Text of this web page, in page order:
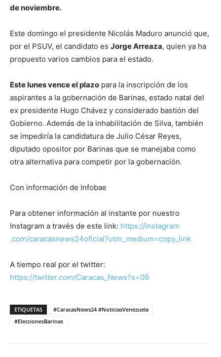
de noviembre.
Este domingo el presidente Nicolás Maduro anunció que,
por el PSUV, el candidato es Jorge Arreaza, quien ya ha
propuesto varios cambios para el estado.
Este lunes vence el plazo para la inscripción de los
aspirantes a la gobernación de Barinas, estado natal del
ex presidente Hugo Chávez y considerado bastión del
Gobierno. Además de la inhabilitación de Silva, también
se impediría la candidatura de Julio César Reyes,
diputado opositor por Barinas que se manejaba como
otra alternativa para competir por la gobernación.
Con información de Infobae
Para obtener información al instante por nuestro
Instagram a través de este link: https://instagram
.com/caracasnews24oficial?utm_medium=copy_link
A tiempo real por el twitter:
https://twitter.com/Caracas_News?s=09
ETIQUETAS
#CaracasNews24 #NoticiasVenezuela
#EleccionesBarinas